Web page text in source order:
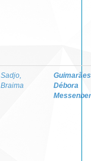
Sadjo,
Braima
Débora